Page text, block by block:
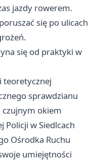
jazdy rowerem.
się po ulicach
się od praktyki w
teoretycznej
sprawdzianu
czujnym okiem
Policji w Siedlcach
Ośrodka Ruchu
umiejętności